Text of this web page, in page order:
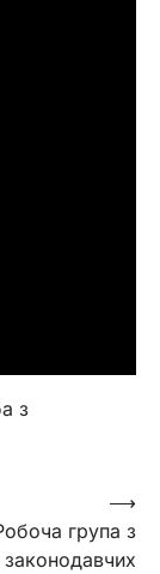
з
група з
законодавчих
⟶